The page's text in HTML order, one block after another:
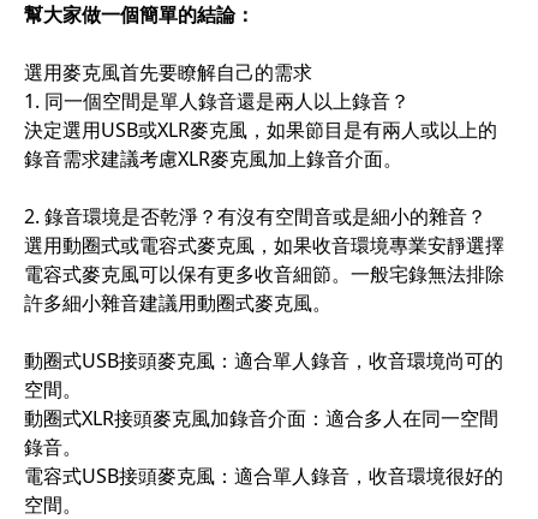
幫大家做一個簡單的結論：
選用麥克風首先要瞭解自己的需求
1. 同一個空間是單人錄音還是兩人以上錄音？
決定選用USB或XLR麥克風，如果節目是有兩人或以上的
錄音需求建議考慮XLR麥克風加上錄音介面。
2. 錄音環境是否乾淨？有沒有空間音或是細小的雜音？
選用動圈式或電容式麥克風，如果收音環境專業安靜選擇
電容式麥克風可以保有更多收音細節。一般宅錄無法排除
許多細小雜音建議用動圈式麥克風。
動圈式USB接頭麥克風：適合單人錄音，收音環境尚可的
空間。
動圈式XLR接頭麥克風加錄音介面：適合多人在同一空間
錄音。
電容式USB接頭麥克風：適合單人錄音，收音環境很好的
空間。